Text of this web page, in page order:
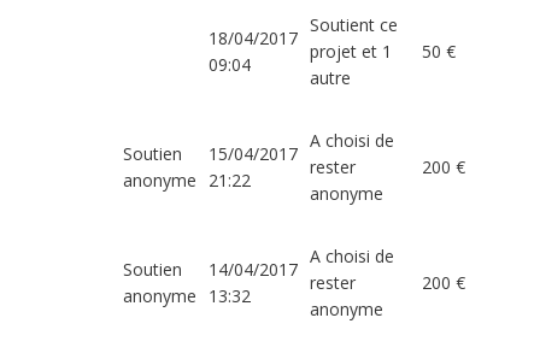
18/04/2017
09:04
Soutient ce
projet et 1
autre
50 €
Soutien
anonyme
15/04/2017
21:22
A choisi de
rester
anonyme
200 €
Soutien
anonyme
14/04/2017
13:32
A choisi de
rester
anonyme
200 €